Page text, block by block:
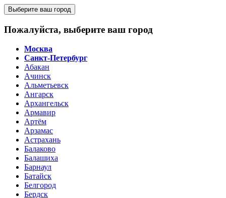
Выберите ваш город
Пожалуйста, выберите ваш город
Москва
Санкт-Петербург
Абакан
Ачинск
Альметьевск
Ангарск
Архангельск
Армавир
Артём
Арзамас
Астрахань
Балаково
Балашиха
Барнаул
Батайск
Белгород
Бердск